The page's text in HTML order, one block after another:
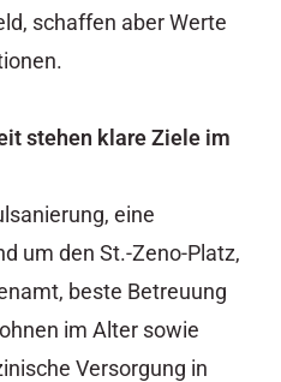
schaffen aber Werte
stehen klare Ziele im
eine
um den St.-Zeno-Platz,
beste Betreuung
im Alter sowie
Versorgung in